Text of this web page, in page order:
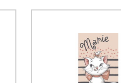
Oboznámil som sa s